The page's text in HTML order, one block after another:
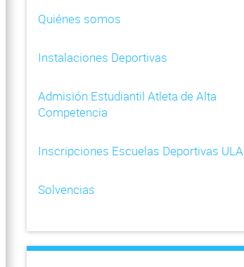
Quiénes somos
Instalaciones Deportivas
Admisión Estudiantil Atleta de Alta
Competencia
Inscripciones Escuelas Deportivas ULA
Solvencias